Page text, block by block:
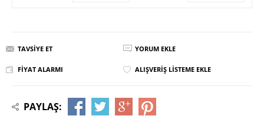
TAVSIYE ET YORUM EKLE
FIYAT ALARMI ALIŞVERIŞ LISTEME EKLE
PAYLAŞ: